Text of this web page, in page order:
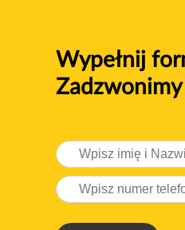
Wypełnij